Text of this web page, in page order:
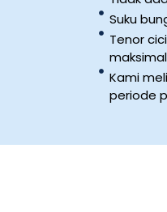
Suku
Tenor
Kami
periode